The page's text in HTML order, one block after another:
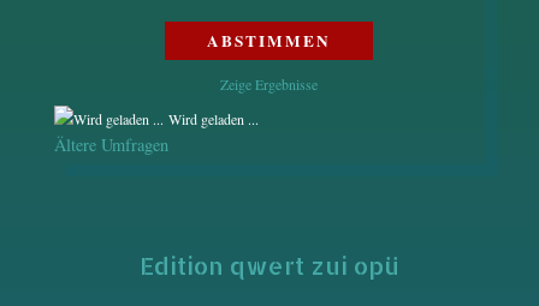
Zeige Ergebnisse
Wird geladen ...
Ältere Umfragen
Edition qwert zui opü